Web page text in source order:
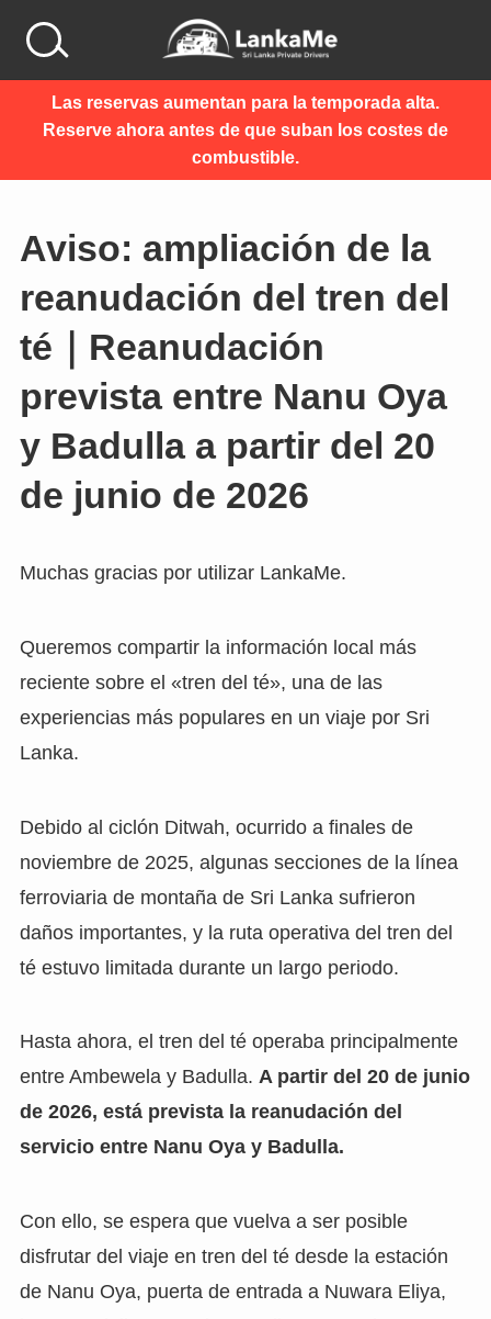
Las reservas aumentan para la temporada alta.
Reserve ahora antes de que suban los costes de
combustible.
Aviso: ampliación de la
reanudación del tren del
té｜Reanudación
prevista entre Nanu Oya
y Badulla a partir del 20
de junio de 2026
Muchas gracias por utilizar LankaMe.
Queremos compartir la información local más
reciente sobre el «tren del té», una de las
experiencias más populares en un viaje por Sri
Lanka.
Debido al ciclón Ditwah, ocurrido a finales de
noviembre de 2025, algunas secciones de la línea
ferroviaria de montaña de Sri Lanka sufrieron
daños importantes, y la ruta operativa del tren del
té estuvo limitada durante un largo periodo.
Hasta ahora, el tren del té operaba principalmente
entre Ambewela y Badulla. A partir del 20 de junio
de 2026, está prevista la reanudación del
servicio entre Nanu Oya y Badulla.
Con ello, se espera que vuelva a ser posible
disfrutar del viaje en tren del té desde la estación
de Nanu Oya, puerta de entrada a Nuwara Eliya,